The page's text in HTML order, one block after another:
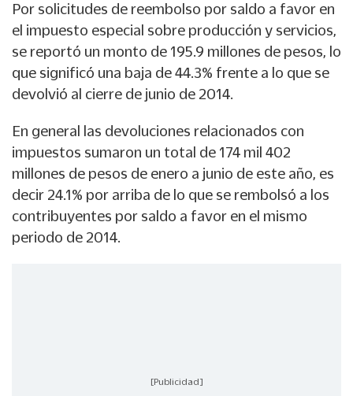
Por solicitudes de reembolso por saldo a favor en
el impuesto especial sobre producción y servicios,
se reportó un monto de 195.9 millones de pesos, lo
que significó una baja de 44.3% frente a lo que se
devolvió al cierre de junio de 2014.
En general las devoluciones relacionados con
impuestos sumaron un total de 174 mil 402
millones de pesos de enero a junio de este año, es
decir 24.1% por arriba de lo que se rembolsó a los
contribuyentes por saldo a favor en el mismo
periodo de 2014.
[Publicidad]